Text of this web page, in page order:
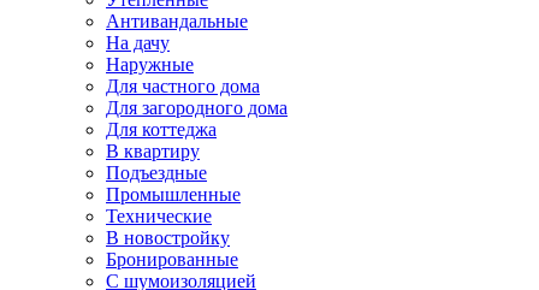
Антивандальные
На дачу
Наружные
Для частного дома
Для загородного дома
Для коттеджа
В квартиру
Подъездные
Промышленные
Технические
В новостройку
Бронированные
С шумоизоляцией